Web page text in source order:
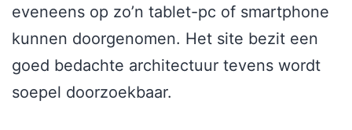
eveneens op zo’n tablet-pc of smartphone
kunnen doorgenomen. Het site bezit een
goed bedachte architectuur tevens wordt
soepel doorzoekbaar.